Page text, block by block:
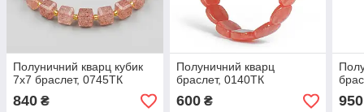
Полуничний кварц кубик
7х7 браслет, 0745ТК
840 ₴
Полуничний кварц
браслет, 0140ТК
600₴ 950